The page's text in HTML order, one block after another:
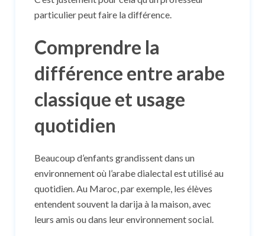
particulier peut faire la différence.
Comprendre la
différence entre arabe
classique et usage
quotidien
Beaucoup d’enfants grandissent dans un
environnement où l’arabe dialectal est utilisé au
quotidien. Au Maroc, par exemple, les élèves
entendent souvent la darija à la maison, avec
leurs amis ou dans leur environnement social.